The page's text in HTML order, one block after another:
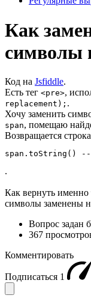
Как
символы
Код на Jsfiddle.
Есть тег <pre>,
replacement); .
Хочу заменить
span, помещаю
Возвращается
span.toString() --
.
Как вернуть именно
символы заменены
Вопрос задан
367
Комментировать
Подписаться 1